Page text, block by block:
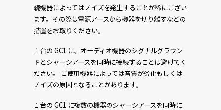
続機器によってはノイズを発生することが稀にござい
ます。その際は電源アースから機器を切り離すなどの
措置をお取りください。
１台の GC1 に、オーディオ機器のシグナルグラウン
ドとシャーシアースを同時に接続することは避けてく
ださい。 ご使用機器によっては音質が劣化もしくは
ノイズの原因となることがあります。
１台の GC1 に複数の機器のシャーシアースを同時に